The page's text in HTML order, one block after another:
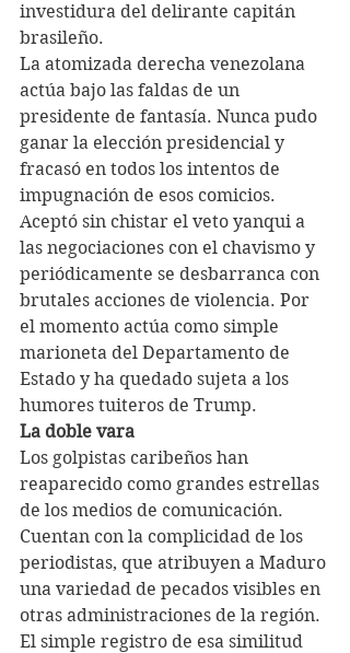
investidura del delirante capitán
brasileño.
La atomizada derecha venezolana
actúa bajo las faldas de un
presidente de fantasía. Nunca pudo
ganar la elección presidencial y
fracasó en todos los intentos de
impugnación de esos comicios.
Aceptó sin chistar el veto yanqui a
las negociaciones con el chavismo y
periódicamente se desbarranca con
brutales acciones de violencia. Por
el momento actúa como simple
marioneta del Departamento de
Estado y ha quedado sujeta a los
humores tuiteros de Trump.
La doble vara
Los golpistas caribeños han
reaparecido como grandes estrellas
de los medios de comunicación.
Cuentan con la complicidad de los
periodistas, que atribuyen a Maduro
una variedad de pecados visibles en
otras administraciones de la región.
El simple registro de esa similitud